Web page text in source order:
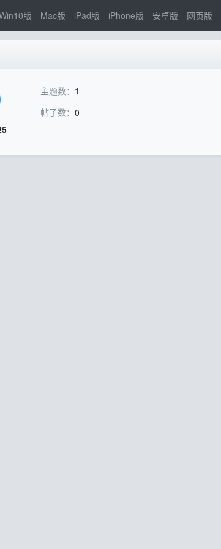
版 Mac版 iPad版 iPhone版 安卓版 网页版
主题数： 1
帖子数： 0